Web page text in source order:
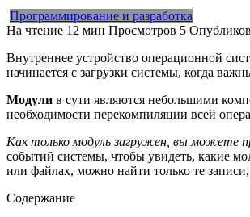
Программирование и разработка
На чтение 12 мин Просмотров 5
Внутреннее устройство операционной
начинается с загрузки системы, когда
Модули в сути являются небольшими
необходимости перекомпиляции всей
Как только модуль загружен, вы можете
событий системы, чтобы увидеть, какие
или файлах, можно найти только те
Содержание